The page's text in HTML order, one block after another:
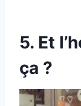
5. Et
ça ?